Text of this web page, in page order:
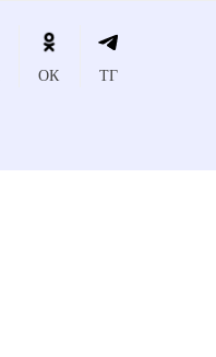
ОК ТГ